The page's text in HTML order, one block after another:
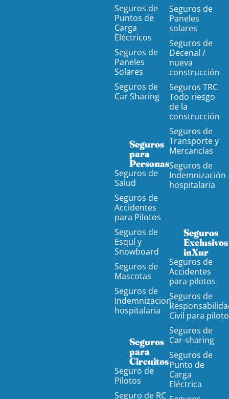
Seguros de
Puntos de
Carga
Eléctricos
Seguros de
Paneles
Solares
Seguros de
Car Sharing
Seguros
para
Personas
Seguros de
Salud
Seguros de
Accidentes
para Pilotos
Seguros de
Esquí y
Snowboard
Seguros de
Mascotas
Seguros de
Indemnizacion
hospitalaria
Seguros
para
Circuitos
Seguro de
Pilotos
Seguro de RC
Seguros de
Paneles
solares
Seguros de
Decenal /
nueva
construcción
Seguros TRC
Todo riesgo
de la
construcción
Seguros de
Transporte y
Mercancías
Seguros de
Indemnización
hospitalaria
Seguros
Exclusivos
inXur
Seguros de
Accidentes
para pilotos
Seguros de
Civil para
Seguros de
Car-sharing
Seguros de
Punto de
Carga
Eléctrica